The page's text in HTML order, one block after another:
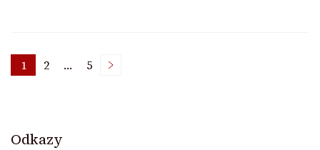
Posts
Page
1 Page
2 … Page
5
Odkazy